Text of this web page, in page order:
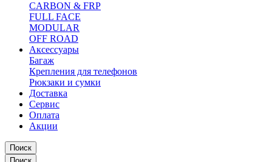
CARBON & FRP
FULL FACE
MODULAR
OFF ROAD
Аксессуары
Багаж
Крепления для телефонов
Рюкзаки и сумки
Доставка
Сервис
Оплата
Акции
Поиск